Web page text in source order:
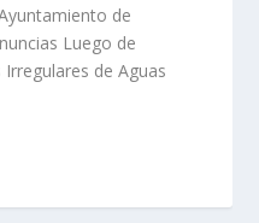
de
Luego de
de Aguas